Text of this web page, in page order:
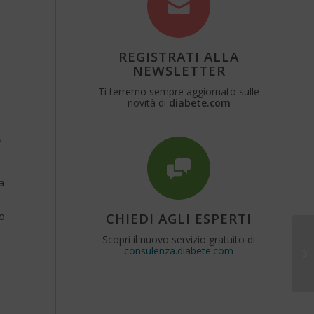
REGISTRATI ALLA
NEWSLETTER
Ti terremo sempre aggiornato sulle
novità di diabete.com
CHIEDI AGLI ESPERTI
Scopri il nuovo servizio gratuito di
consulenza.diabete.com